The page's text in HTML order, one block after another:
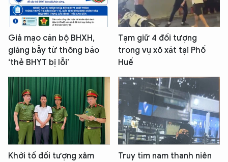
Giả mạo cán bộ BHXH,
giăng bẫy từ thông báo
‘thẻ BHYT bị lỗi’
Tạm giữ 4 đối tượng
trong vụ xô xát tại Phố
Huế
Khởi tố đối tượng xâm
Truy tìm nam thanh niên